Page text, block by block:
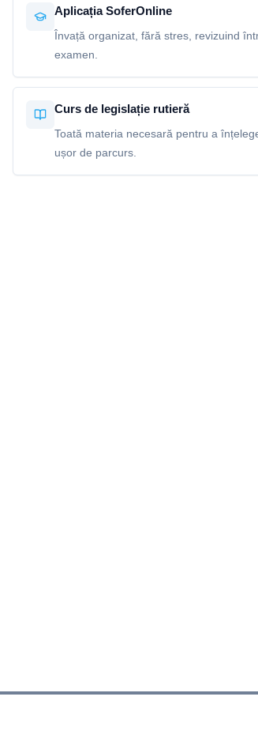
Aplicația SoferOnline
Învață organizat, fără stres, revizuind
examen.
Curs de legislație rutieră
Toată materia necesară pentru a
ușor de parcurs.